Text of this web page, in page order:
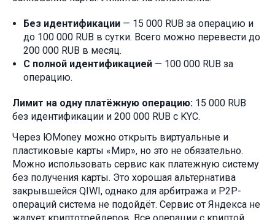
Без идентификации — 15 000 RUB за операцию и
до 100 000 RUB в сутки. Всего можно перевести до
200 000 RUB в месяц.
С полной идентификацией — 100 000 RUB за
операцию.
Лимит на одну платёжную операцию: 15 000 RUB
без идентификации и 200 000 RUB с KYC.
Через ЮMoney можно открыть виртуальные и
пластиковые карты «Мир», но это не обязательно.
Можно использовать сервис как платежную систему
без получения карты. Это хорошая альтернатива
закрывшейся QIWI, однако для арбитража и P2P-
операций система не подойдёт. Сервис от Яндекса не
жалует криптотрейдеров. Все операции с криптой